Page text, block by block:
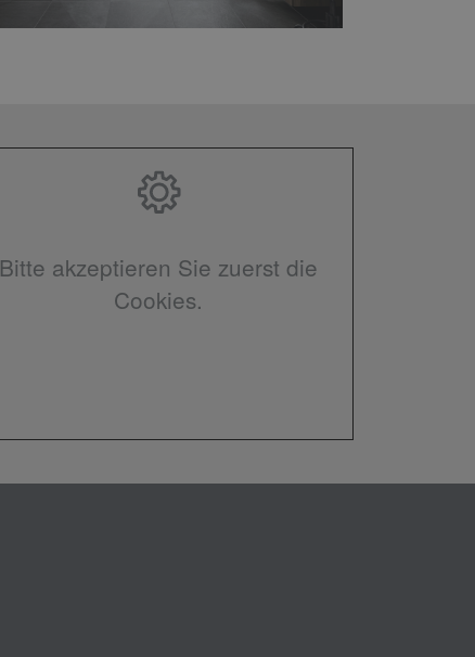
Bitte akzeptieren Sie zuerst die
Cookies.